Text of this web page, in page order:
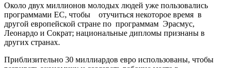
Около двух миллионов молодых людей уже пользовались
программами ЕС, чтобы отучиться некоторое время в
другой европейской стране по программам Эрасмус,
Леонардо и Сократ; национальные дипломы признаны в
других странах.
Приблизительно 30 миллиардов евро использованы, чтобы